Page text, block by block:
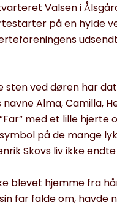
Valsen i
på en hylde
sten ved døren har
Alma, Camilla,
med et lille hjerte
på de mange
Skovs liv ikke
blevet hjemme fra
far falde om, havde